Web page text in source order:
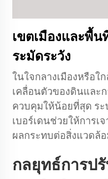
เขตเมืองและพื้
ระมัดระวัง
ในใจกลางเมืองหรือใ
เคลื่อนตัวของดินและ
ควบคุมให้น้อยที่สุด ร
เบอร์เดนช่วยให้การเ
ผลกระทบต่อสิ่งแวดล้
กลยุทธ์การป